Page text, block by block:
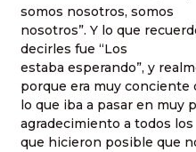
somos nosotros, somos
nosotros”. Y lo que
decirles fue “Los
estaba esperando”, y
porque era muy conciente
lo que iba a pasar en muy
agradecimiento a todos los
que hicieron posible que